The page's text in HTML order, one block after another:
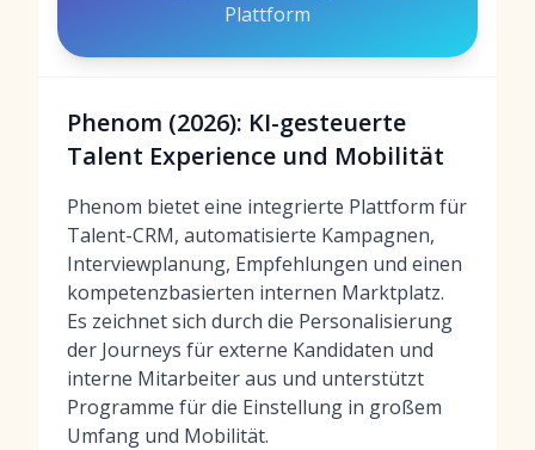
Plattform
Phenom (2026): KI-gesteuerte
Talent Experience und Mobilität
Phenom bietet eine integrierte Plattform für
Talent-CRM, automatisierte Kampagnen,
Interviewplanung, Empfehlungen und einen
kompetenzbasierten internen Marktplatz.
Es zeichnet sich durch die Personalisierung
der Journeys für externe Kandidaten und
interne Mitarbeiter aus und unterstützt
Programme für die Einstellung in großem
Umfang und Mobilität.